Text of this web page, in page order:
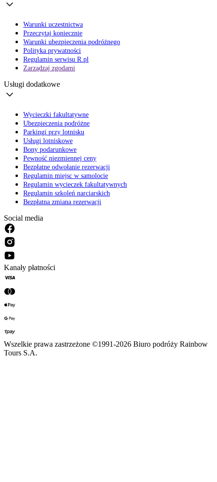
Warunki uczestnictwa
Przeczytaj koniecznie
Warunki ubezpieczenia podróżnego
Polityka prywatności
Regulamin serwisu R.pl
Zarządzaj zgodami
Usługi dodatkowe
Wycieczki fakultatywne
Ubezpieczenia podróżne
Parkingi przy lotnisku
Usługi lotniskowe
Bony podarunkowe
Pewność niezmiennej ceny
Bezpłatne odwołanie rezerwacji
Regulamin miejsc w samolocie
Regulamin wycieczek fakultatywnych
Regulamin szkoleń narciarskich
Bezpłatna zmiana rezerwacji
Social media
Kanały płatności
Wszelkie prawa zastrzeżone ©1991-2026 Biuro podróży Rainbow
Tours S.A.